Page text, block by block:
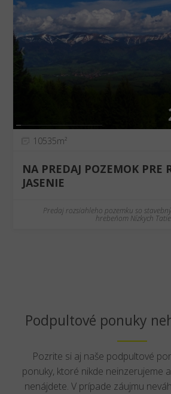
❮
10535m²
NA PREDAJ POZEMOK PRE
JASENIE
Predaj rozsiahleho pozemku so
hrebeňom Nízkych
Podpultové ponuky
Pozrite si aj naše podpultové
ponuky, ktoré nikde neinzerujeme
nenájdete. V prípade záujmu